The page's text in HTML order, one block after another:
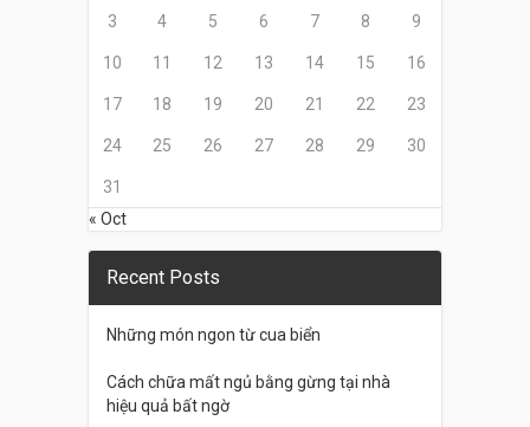
3 4 5 6 7 8 9
10 11 12 13 14 15 16
17 18 19 20 21 22 23
24 25 26 27 28 29 30
31
« Oct
Recent Posts
Những món ngon từ cua biển
Cách chữa mất ngủ bằng gừng tại nhà
hiệu quả bất ngờ